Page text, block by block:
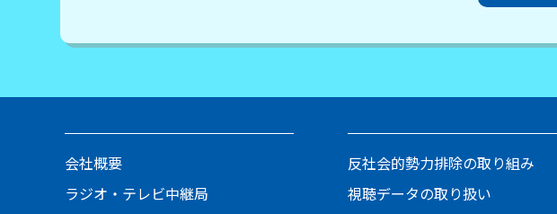
会社概要
ラジオ・テレビ中継局
反社会的勢力排除の取り組み
視聴データの取り扱い